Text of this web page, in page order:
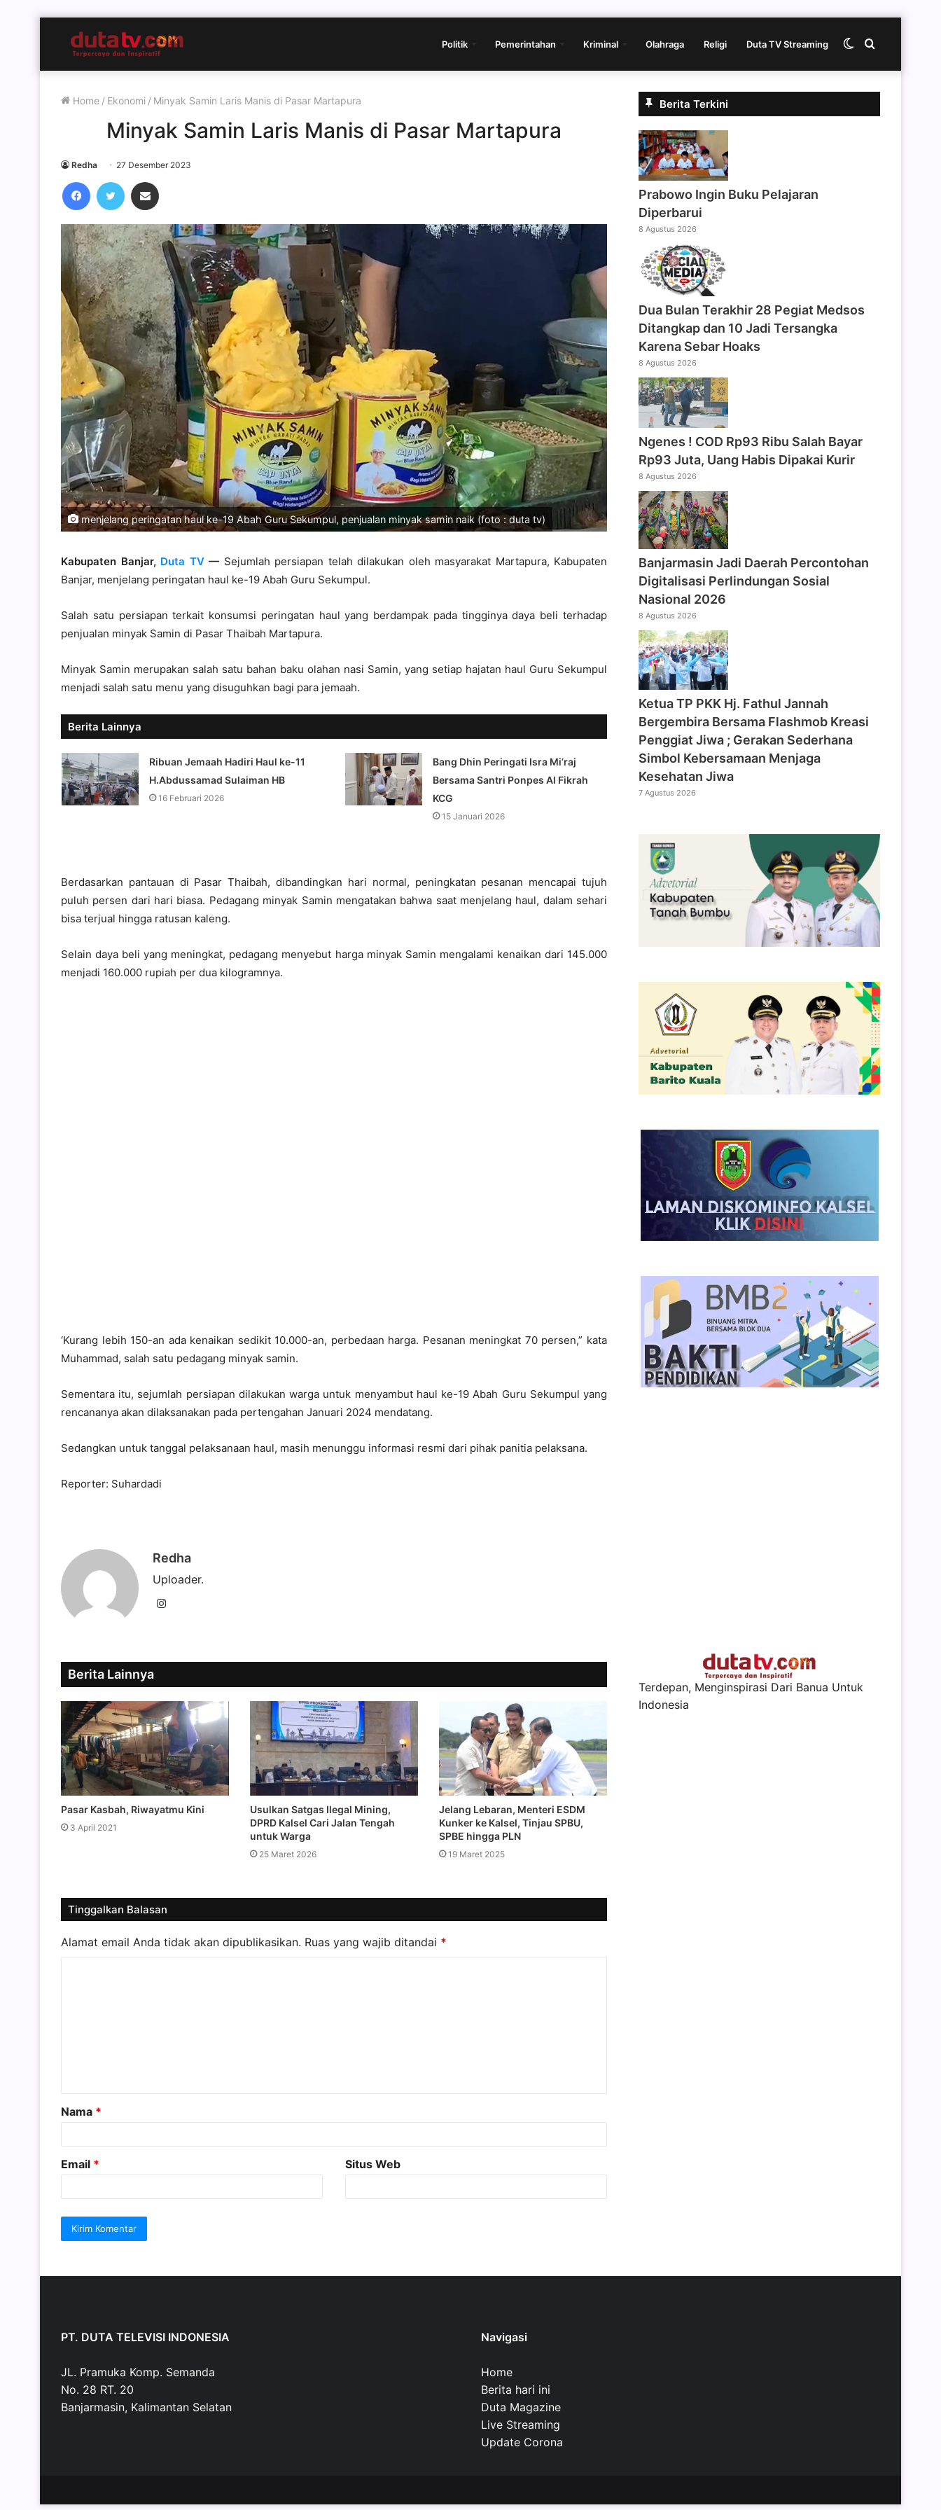
Politik Pemerintahan Kriminal Olahraga Religi Duta TV Streaming Cari
Switch
Home / Ekonomi / Minyak Samin Laris Manis di Pasar Martapura
Minyak Samin Laris Manis di Pasar Martapura
Redha 27 Desember 2023
FacebookTwitter
menjelang peringatan haul ke-19 Abah Guru Sekumpul, penjualan minyak samin naik (foto : duta tv)
Kabupaten Banjar, Duta TV— Sejumlah persiapan telah dilakukan oleh masyarakat Martapura, Kabupaten
Banjar, menjelang peringatan haul ke-19 Abah Guru Sekumpul.
Salah satu persiapan terkait konsumsi peringatan haul yang berdampak pada tingginya daya beli terhadap
penjualan minyak Samin di Pasar Thaibah Martapura.
Minyak Samin merupakan salah satu bahan baku olahan nasi Samin, yang setiap hajatan haul Guru Sekumpul
menjadi salah satu menu yang disuguhkan bagi para jemaah.
Berita Lainnya
Ribuan Jemaah Hadiri Haul ke-11
H.Abdussamad Sulaiman HB
16 Februari 2026
Bang Dhin Peringati Isra Mi’raj
Bersama Santri Ponpes Al Fikrah
KCG
15 Januari 2026
Berdasarkan pantauan di Pasar Thaibah, dibandingkan hari normal, peningkatan pesanan mencapai tujuh
puluh persen dari hari biasa. Pedagang minyak Samin mengatakan bahwa saat menjelang haul, dalam sehari
bisa terjual hingga ratusan kaleng.
Selain daya beli yang meningkat, pedagang menyebut harga minyak Samin mengalami kenaikan dari 145.000
menjadi 160.000 rupiah per dua kilogramnya.
‘Kurang lebih 150-an ada kenaikan sedikit 10.000-an, perbedaan harga. Pesanan meningkat 70 persen,” kata
Muhammad, salah satu pedagang minyak samin.
Sementara itu, sejumlah persiapan dilakukan warga untuk menyambut haul ke-19 Abah Guru Sekumpul yang
rencananya akan dilaksanakan pada pertengahan Januari 2024 mendatang.
Sedangkan untuk tanggal pelaksanaan haul, masih menunggu informasi resmi dari pihak panitia pelaksana.
Reporter: Suhardadi
Redha
Uploader.
Instagram
Berita Lainnya
Pasar Kasbah, Riwayatmu Kini
3 April 2021
Usulkan Satgas Ilegal Mining,
DPRD Kalsel Cari Jalan Tengah
untuk Warga
25 Maret 2026
Jelang Lebaran, Menteri ESDM
Kunker ke Kalsel, Tinjau SPBU,
SPBE hingga PLN
19 Maret 2025
Tinggalkan Balasan
Alamat email Anda tidak akan dipublikasikan. Ruas yang wajib ditandai *
a
r
Nama *
Email * Situs Web
Berita Terkini
Prabowo Ingin Buku Pelajaran
Diperbarui
8 Agustus 2026
Dua Bulan Terakhir 28 Pegiat Medsos
Ditangkap dan 10 Jadi Tersangka
Karena Sebar Hoaks
8 Agustus 2026
Ngenes ! COD Rp93 Ribu Salah Bayar
Rp93 Juta, Uang Habis Dipakai Kurir
8 Agustus 2026
Banjarmasin Jadi Daerah Percontohan
Digitalisasi Perlindungan Sosial
Nasional 2026
8 Agustus 2026
‎Ketua TP PKK Hj. Fathul Jannah
Bergembira Bersama Flashmob Kreasi
Penggiat Jiwa ; Gerakan Sederhana
Simbol Kebersamaan Menjaga
Kesehatan Jiwa
7 Agustus 2026
Terdepan, Menginspirasi Dari Banua Untuk
Indonesia
PT. DUTA TELEVISI INDONESIA
JL. Pramuka Komp. Semanda
No. 28 RT. 20
Banjarmasin, Kalimantan Selatan
Navigasi
Home
Berita hari ini
Duta Magazine
Live Streaming
Update Corona